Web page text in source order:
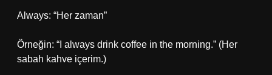
Always: “Her zaman”
Örneğin: “I always drink coffee in the morning.” (Her
sabah kahve içerim.)